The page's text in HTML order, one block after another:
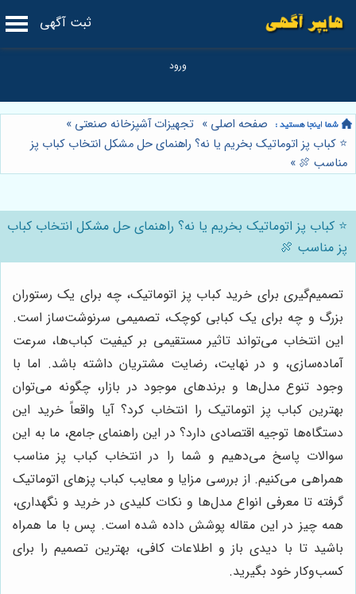
ثبت آگهی
صفحه اصلی » تجهیزات آشپزخانه صنعتی »
⭐️ کباب پز اتوماتیک بخریم یا نه؟ راهنمای حل مشکل انتخاب کباب پز
مناسب 🍖 »
⭐️ کباب پز اتوماتیک بخریم یا نه؟ راهنمای حل مشکل انتخاب کباب
پز مناسب 🍖
تصمیم‌گیری برای خرید کباب پز اتوماتیک، چه برای یک رستوران
بزرگ و چه برای یک کبابی کوچک، تصمیمی سرنوشت‌ساز است.
این انتخاب می‌تواند تاثیر مستقیمی بر کیفیت کباب‌ها، سرعت
آماده‌سازی، و در نهایت، رضایت مشتریان داشته باشد. اما با
وجود تنوع مدل‌ها و برندهای موجود در بازار، چگونه می‌توان
بهترین کباب پز اتوماتیک را انتخاب کرد؟ آیا واقعاً خرید این
دستگاه‌ها توجیه اقتصادی دارد؟ در این راهنمای جامع، ما به این
سوالات پاسخ می‌دهیم و شما را در انتخاب کباب پز مناسب
همراهی می‌کنیم. از بررسی مزایا و معایب کباب پزهای اتوماتیک
گرفته تا معرفی انواع مدل‌ها و نکات کلیدی در خرید و نگهداری،
همه چیز در این مقاله پوشش داده شده است. پس با ما همراه
باشید تا با دیدی باز و اطلاعات کافی، بهترین تصمیم را برای
کسب‌وکار خود بگیرید.